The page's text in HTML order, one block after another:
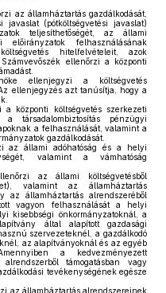
az államháztartás gazdálkodását,
(pótköltségvetési javaslat)
teljesíthetőségét, az állami
előirányzatok felhasználásának
hitelfelvételeit, azok
ellenőrzi a központi
ellenjegyzi a költségvetés
ellenjegyzés azt tanúsítja, hogy a
központi költségvetés szerkezeti
társadalombiztosítás pénzügyi
a felhasználását, valamint a
gazdálkodását.
az állami adóhatóság és a helyi
valamint a vámhatóság
az állami költségvetésből
valamint az államháztartás
az államháztartás alrendszeréből
vagyon felhasználását a helyi
kisebbségi önkormányzatoknál, a
által alapított gazdasági
szervezeteknél, a gazdálkodó
az alapítványoknál és az egyéb
a kedvezményezett
támogatásban vagy
tevékenységének egésze
az államháztartás alrendszereinek